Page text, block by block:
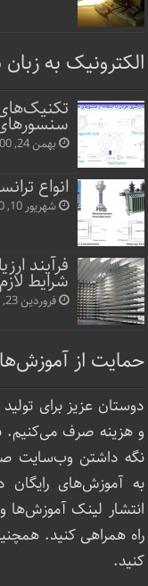
الکترونیک به
تکنیک‌های
بهمن 24, 1400
انواع
شهریور 10, 1400
فرآیند
شرایط
فروردین 23, 1400
حمایت از آموزش‌ها
دوستان عزیز برای
و هزینه صرف می‌کنیم.
نگه داشتن وب‌سایت
به آموزش‌های
انتشار لینک‌ آموزش‌ها
راه همراهی کنید.
کنید.